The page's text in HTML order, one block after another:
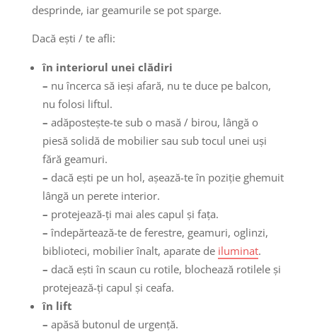
desprinde, iar geamurile se pot sparge.
Dacă ești / te afli:
în interiorul unei clădiri
– nu încerca să ieşi afară, nu te duce pe balcon,
nu folosi liftul.
– adăpostește-te sub o masă / birou, lângă o
piesă solidă de mobilier sau sub tocul unei uși
fără geamuri.
– dacă ești pe un hol, aşează-te în poziţie ghemuit
lângă un perete interior.
– protejează-ți mai ales capul şi faţa.
– îndepărtează-te de ferestre, geamuri, oglinzi,
biblioteci, mobilier înalt, aparate de iluminat.
– dacă ești în scaun cu rotile, blochează rotilele şi
protejează-ți capul şi ceafa.
în lift
– apăsă butonul de urgenţă.